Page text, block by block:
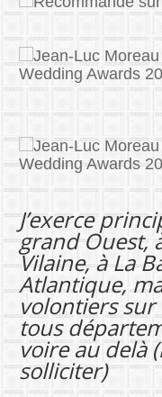
J’exerce
grand Ouest,
Vilaine, à La
Atlantique,
volontiers
tous
voire au delà
solliciter)